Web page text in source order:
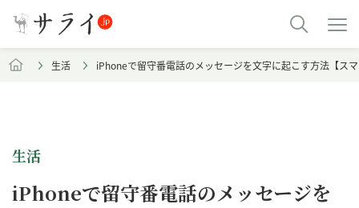
生活 iPhoneで留守番電話のメッセージを文字に起こす方法【ス
生活
iPhoneで留守番電話のメッセージを